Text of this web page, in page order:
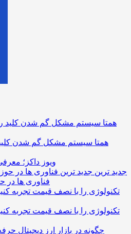
همتا سیستم مشکل گم شدن
ویوز داکز؛
جدید ترین
فناوری ها در
تکنولوژی را با نصف قیمت تجربه